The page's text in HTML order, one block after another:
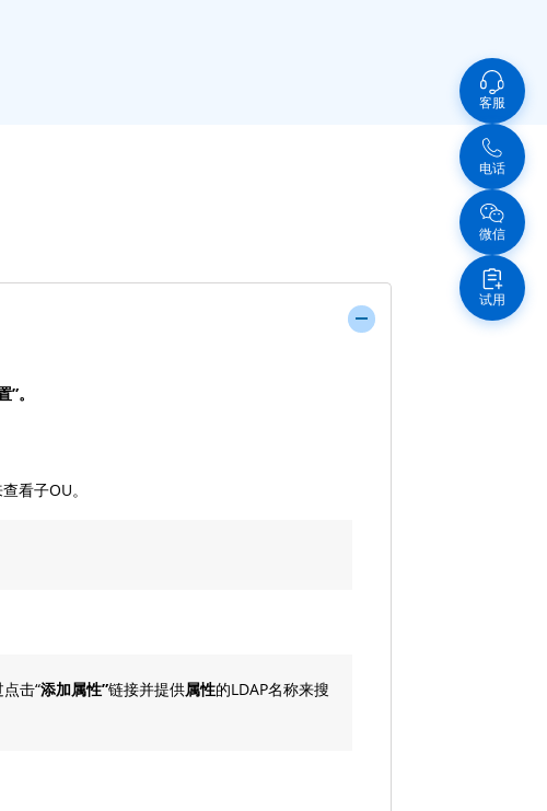
。
看子OU。
击“添加属性”链接并提供属性的LDAP名称来搜
客服
电话
微信
试用